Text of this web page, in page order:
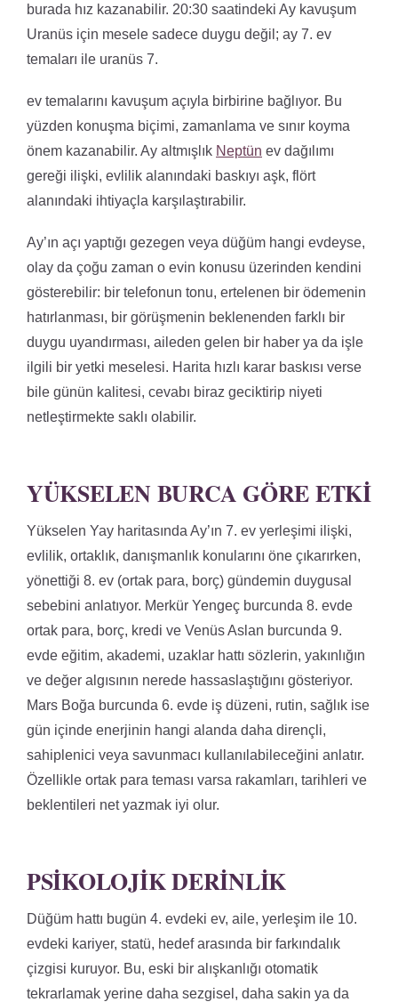
burada hız kazanabilir. 20:30 saatindeki Ay kavuşum
Uranüs için mesele sadece duygu değil; ay 7. ev
temaları ile uranüs 7.
ev temalarını kavuşum açıyla birbirine bağlıyor. Bu
yüzden konuşma biçimi, zamanlama ve sınır koyma
önem kazanabilir. Ay altmışlık Neptün ev dağılımı
gereği ilişki, evlilik alanındaki baskıyı aşk, flört
alanındaki ihtiyaçla karşılaştırabilir.
Ay’ın açı yaptığı gezegen veya düğüm hangi evdeyse,
olay da çoğu zaman o evin konusu üzerinden kendini
gösterebilir: bir telefonun tonu, ertelenen bir ödemenin
hatırlanması, bir görüşmenin beklenenden farklı bir
duygu uyandırması, aileden gelen bir haber ya da işle
ilgili bir yetki meselesi. Harita hızlı karar baskısı verse
bile günün kalitesi, cevabı biraz geciktirip niyeti
netleştirmekte saklı olabilir.
YÜKSELEN BURCA GÖRE ETKI
Yükselen Yay haritasında Ay’ın 7. ev yerleşimi ilişki,
evlilik, ortaklık, danışmanlık konularını öne çıkarırken,
yönettiği 8. ev (ortak para, borç) gündemin duygusal
sebebini anlatıyor. Merkür Yengeç burcunda 8. evde
ortak para, borç, kredi ve Venüs Aslan burcunda 9.
evde eğitim, akademi, uzaklar hattı sözlerin, yakınlığın
ve değer algısının nerede hassaslaştığını gösteriyor.
Mars Boğa burcunda 6. evde iş düzeni, rutin, sağlık ise
gün içinde enerjinin hangi alanda daha dirençli,
sahiplenici veya savunmacı kullanılabileceğini anlatır.
Özellikle ortak para teması varsa rakamları, tarihleri ve
beklentileri net yazmak iyi olur.
PSIKOLOJIK DERINLIK
Düğüm hattı bugün 4. evdeki ev, aile, yerleşim ile 10.
evdeki kariyer, statü, hedef arasında bir farkındalık
çizgisi kuruyor. Bu, eski bir alışkanlığı otomatik
tekrarlamak yerine daha sezgisel, daha sakin ya da